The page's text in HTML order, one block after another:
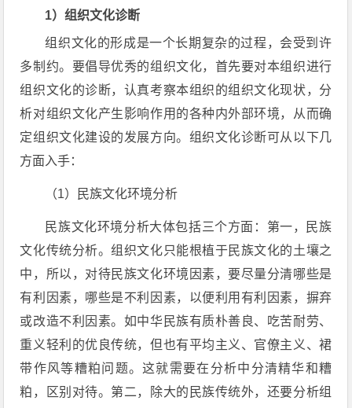
1）组织文化诊断
组织文化的形成是一个长期复杂的过程，会受到许
多制约。要倡导优秀的组织文化，首先要对本组织进行
组织文化的诊断，认真考察本组织的组织文化现状，分
析对组织文化产生影响作用的各种内外部环境，从而确
定组织文化建设的发展方向。组织文化诊断可从以下几
方面入手：
（1）民族文化环境分析
民族文化环境分析大体包括三个方面：第一，民族
文化传统分析。组织文化只能根植于民族文化的土壤之
中，所以，对待民族文化环境因素，要尽量分清哪些是
有利因素，哪些是不利因素，以便利用有利因素，摒弃
或改造不利因素。如中华民族有质朴善良、吃苦耐劳、
重义轻利的优良传统，但也有平均主义、官僚主义、裙
带作风等糟粕问题。这就需要在分析中分清精华和糟
粕，区别对待。第二，除大的民族传统外，还要分析组